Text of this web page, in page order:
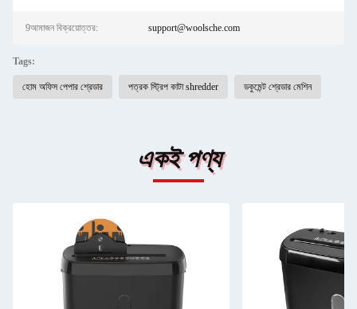
9আমাজন বিক্রয়োত্তর: support@woolsche.com
Tags:
হোম অফিস পেপার শ্রেডার পত্রক স্ট্রিপ কাটা shredder ডকুমেন্ট শ্রেডার মেশিন
একই পণ্য